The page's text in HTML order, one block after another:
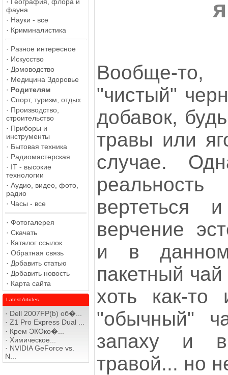
фауна
· Науки - все
· Криминалистика
· Разное интересное
· Искусство
· Домоводство
· Медицина Здоровье
· Родителям
· Спорт, туризм, отдых
· Производство,
строительство
· Приборы и
инструменты
· Бытовая техника
· Радиомастерская
· IT - высокие
технологии
· Аудио, видео, фото,
радио
· Часы - все
· Фотогалерея
· Скачать
· Каталог ссылок
· Обратная связь
· Добавить статью
· Добавить новость
· Карта сайта
Latest Articles
· Dell 2007FP(b) об�...
· Z1 Pro Express Dual ...
· Крем ЭКОко�...
· Химическое...
· NVIDIA GeForce vs.
N...
Вообще-
"чистый"
добавок,
травы или
случае.
вертеться
верчение
и в
пакетный
хоть как-то
"обычный"
запаху и
травой... но